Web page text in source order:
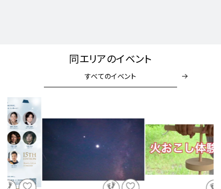
同エリアのイベント
すべてのイベント